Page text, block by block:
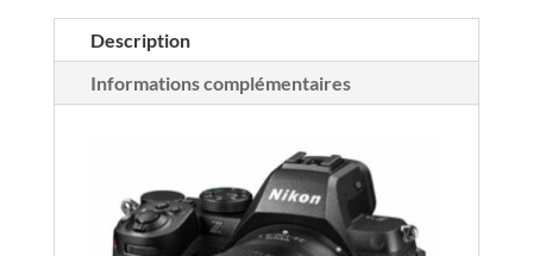
Description
Informations complémentaires